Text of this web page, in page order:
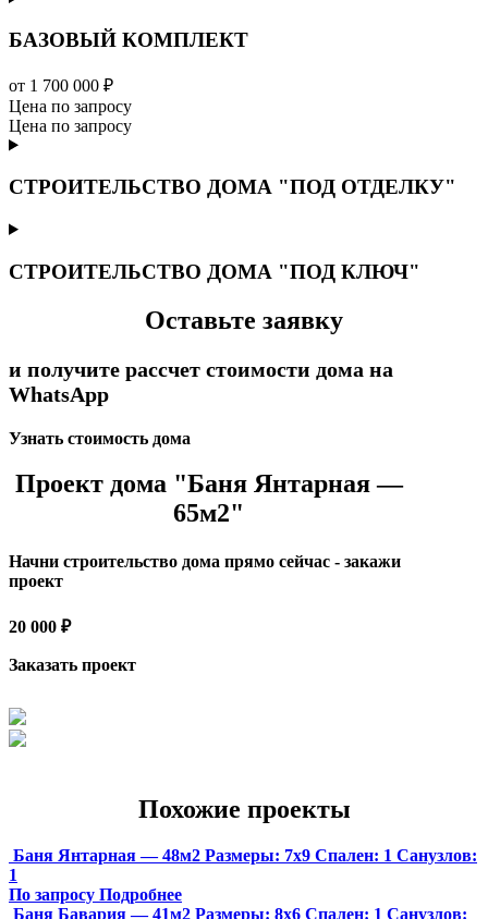
БАЗОВЫЙ КОМПЛЕКТ
от 1 700 000 ₽
Цена по запросу
Цена по запросу
СТРОИТЕЛЬСТВО ДОМА "ПОД ОТДЕЛКУ"
СТРОИТЕЛЬСТВО ДОМА "ПОД КЛЮЧ"
Оставьте заявку
и получите рассчет стоимости дома на
WhatsApp
Узнать стоимость дома
Проект дома "Баня Янтарная —
65м2"
Начни строительство дома прямо сейчас - закажи
проект
20 000 ₽
Заказать проект
Похожие проекты
Баня Янтарная — 48м2 Размеры: 7х9 Спален: 1 Санузлов:
1
По запросу Подробнее
Баня Бавария — 41м2 Размеры: 8х6 Спален: 1 Санузлов: